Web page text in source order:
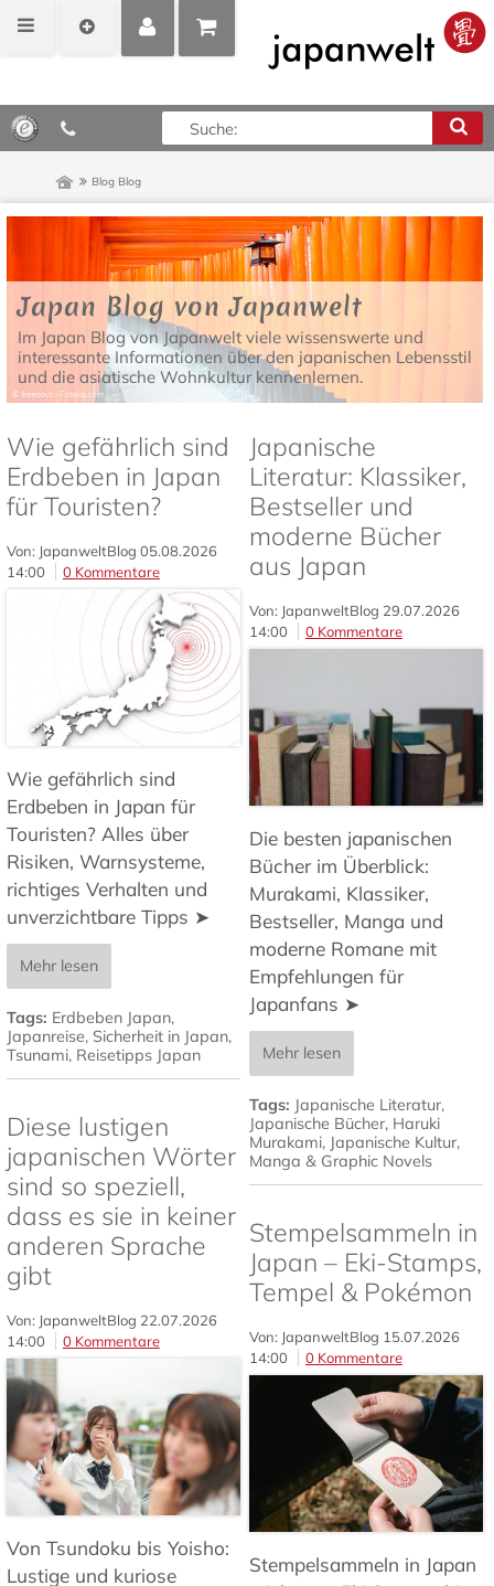
MEIN
POSITIONEN
ANZEIGEN
0,00 €*
Blog Blog
Japan Blog von Japanwelt
Im Japan Blog von Japanwelt viele wissenswerte und
interessante Informationen über den japanischen Lebensstil
und die asiatische Wohnkultur kennenlernen.
Wie gefährlich sind
Erdbeben in Japan
für Touristen?
Von: JapanweltBlog 05.08.2026
14:00
0 Kommentare
Wie gefährlich sind
Erdbeben in Japan für
Touristen? Alles über
Risiken, Warnsysteme,
richtiges Verhalten und
unverzichtbare Tipps ➤
Mehr lesen
Tags: Erdbeben Japan,
Japanreise, Sicherheit in Japan,
Tsunami, Reisetipps Japan
Japanische
Literatur: Klassiker,
Bestseller und
moderne Bücher
aus Japan
Von: JapanweltBlog 29.07.2026
14:00
0 Kommentare
Die besten japanischen
Bücher im Überblick:
Murakami, Klassiker,
Bestseller, Manga und
moderne Romane mit
Empfehlungen für
Japanfans ➤
Mehr lesen
Tags: Japanische Literatur,
Japanische Bücher, Haruki
Murakami, Japanische Kultur,
Manga & Graphic Novels
Diese lustigen
japanischen Wörter
sind so speziell,
dass es sie in keiner
anderen Sprache
gibt
Von: JapanweltBlog 22.07.2026
14:00
0 Kommentare
Von Tsundoku bis Yoisho:
Lustige und kuriose
Stempelsammeln in
Japan – Eki-Stamps,
Tempel & Pokémon
Von: JapanweltBlog 15.07.2026
14:00
0 Kommentare
Stempelsammeln in Japan